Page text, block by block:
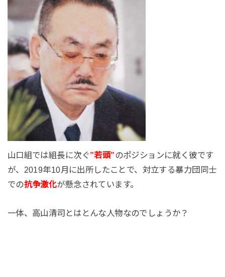
山口組では組長に次ぐ”若頭”のポジションに就く彼です
が、2019年10月に出所したことで、対立する暴力団同士
での抗争激化が懸念されています。
一体、高山清司とはとんな人物なのでしょうか？